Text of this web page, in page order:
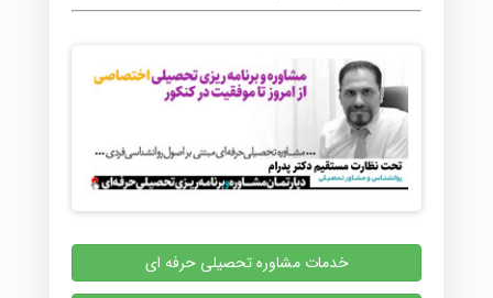
خدمات مشاوره تحصیلی حرفه ای